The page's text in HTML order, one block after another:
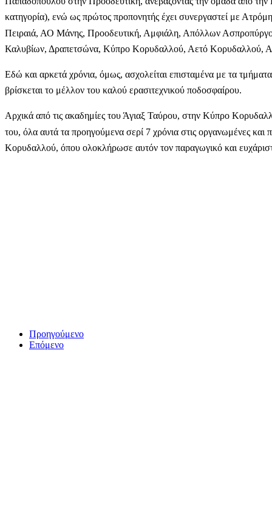
κατηγορία), ενώ ως πρώτος προπονητής έχει συνεργαστεί με
Πειραιά, ΑΟ Μάνης, Προοδευτική, Αμφιάλη, Απόλλων
Καλυβίων, Δραπετσώνα, Κύπρο Κορυδαλλού, Αετό Κορυδαλλού,
Εδώ και αρκετά χρόνια, όμως, ασχολείται επισταμένα με τα
βρίσκεται το μέλλον του καλού ερασιτεχνικού ποδοσφαίρου.
Αρχικά από τις ακαδημίες του Άγιαξ Ταύρου, στην Κύπρο
του, όλα αυτά τα προηγούμενα σερί 7 χρόνια στις οργανωμένες και
Κορυδαλλού, όπου ολοκλήρωσε αυτόν τον παραγωγικό και
Προηγούμενο
Επόμενο